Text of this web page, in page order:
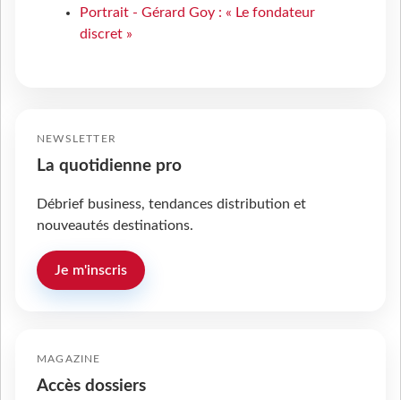
Portrait - Gérard Goy : « Le fondateur
discret »
NEWSLETTER
La quotidienne pro
Débrief business, tendances distribution et
nouveautés destinations.
Je m'inscris
MAGAZINE
Accès dossiers